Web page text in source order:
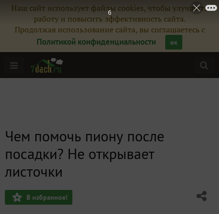
Наш сайт использует файлы cookies, чтобы улучшить
работу и повысить эффективность сайта.
Продолжая использование сайта, вы соглашаетесь с
Политикой конфиденциальности
ок
Чем помочь пиону после
посадки? Не открывает
листочки
В избранное!
5